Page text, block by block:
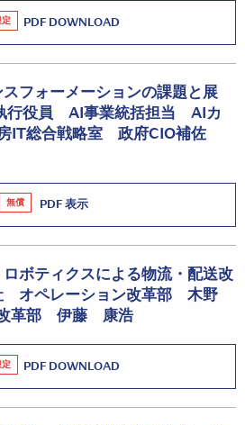
PDF DOWNLOAD
フォーメーションの課題と展
役員 AI事業統括担当 AIカ
IT総合戦略室 政府CIO補佐
無償 PDF 表示
ボティクスによる物流・配送改
オペレーション改革部 木野
改革部 伊藤 康浩
PDF DOWNLOAD